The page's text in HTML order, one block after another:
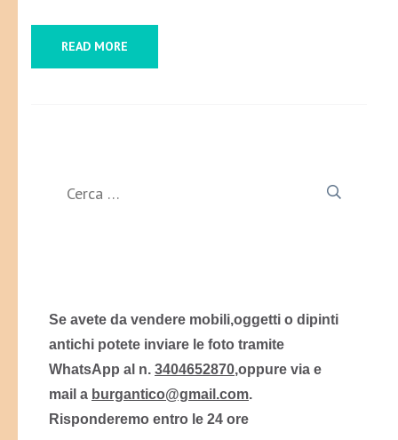
READ MORE
Se avete da vendere mobili,oggetti o dipinti
antichi potete inviare le foto tramite
WhatsApp al n. 3404652870,oppure via e
mail a burgantico@gmail.com.
Risponderemo entro le 24 ore